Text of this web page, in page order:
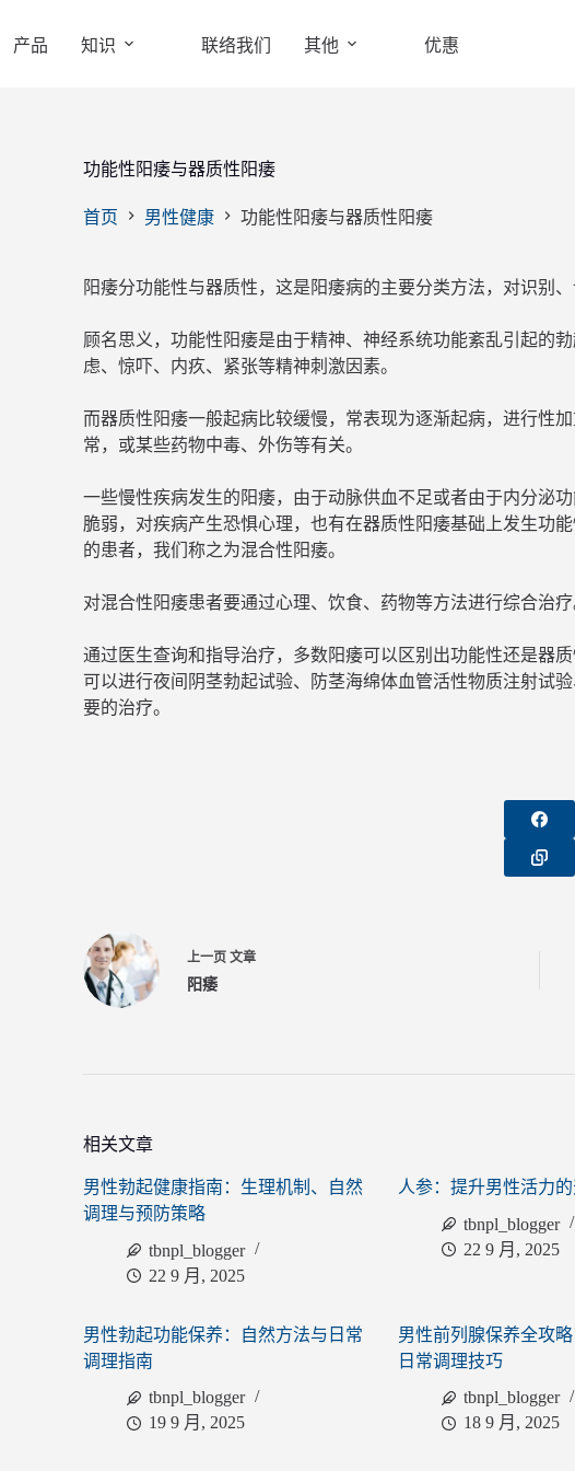
产品 知识 联络我们 其他 优惠
功能性阳痿与器质性阳痿
首页 男性健康 功能性阳痿与器质性阳痿
阳痿分功能性与器质性，这是阳痿病的主要分类方法，对识别
顾名思义，功能性阳痿是由于精神、神经系统功能紊乱引起的
虑、惊吓、内疚、紧张等精神刺激因素。
而器质性阳痿一般起病比较缓慢，常表现为逐渐起病，进行性
常，或某些药物中毒、外伤等有关。
一些慢性疾病发生的阳痿，由于动脉供血不足或者由于内分泌
脆弱，对疾病产生恐惧心理，也有在器质性阳痿基础上发生功
的患者，我们称之为混合性阳痿。
对混合性阳痿患者要通过心理、饮食、药物等方法进行综合治
通过医生查询和指导治疗，多数阳痿可以区别出功能性还是器
可以进行夜间阴茎勃起试验、防茎海绵体血管活性物质注射试
要的治疗。
上一页 文章
阳痿
相关文章
男性勃起健康指南：生理机制、自然
调理与预防策略
tbnpl_blogger
22 9 月, 2025
人参：提升男性活力
tbnpl_blogger
22 9 月, 2025
男性勃起功能保养：自然方法与日常
调理指南
tbnpl_blogger
19 9 月, 2025
男性前列腺保养全攻
日常调理技巧
tbnpl_blogger
18 9 月, 2025